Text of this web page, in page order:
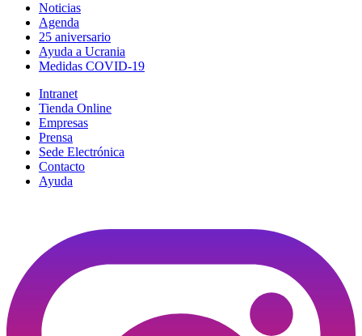
Noticias
Agenda
25 aniversario
Ayuda a Ucrania
Medidas COVID-19
Intranet
Tienda Online
Empresas
Prensa
Sede Electrónica
Contacto
Ayuda